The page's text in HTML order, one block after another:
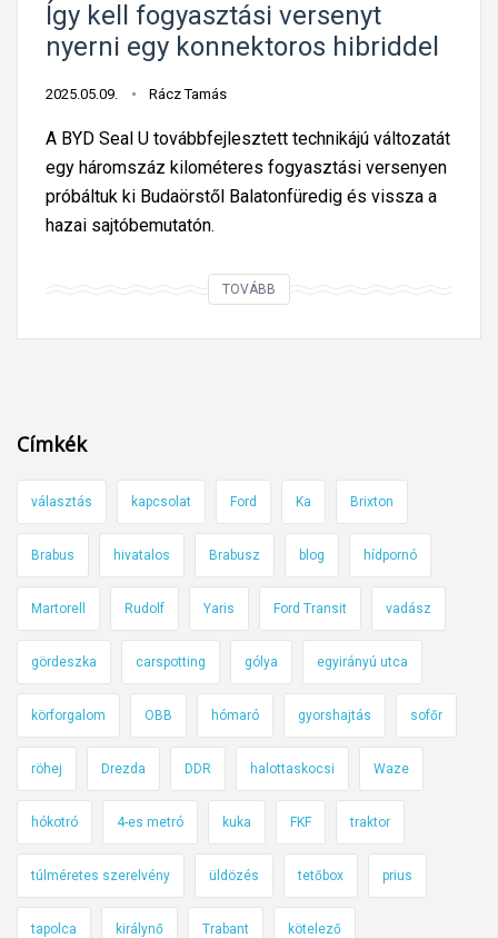
%
-
e
m
v
e
z
k
ö
r
y
e
z
e
t
v
d
e
Így kell fogyasztási versenyt
nyerni egy konnektoros hibriddel
2025.05.09. Rácz Tamás
A BYD Seal U továbbfejlesztett technikájú változatát
egy háromszáz kilométeres fogyasztási versenyen
próbáltuk ki Budaörstől Balatonfüredig és vissza a
hazai sajtóbemutatón.
TOVÁBB
y
o
g
y
a
s
t
s
i
v
s
e
Címkék
választás kapcsolat Ford Ka Brixton
Brabus hivatalos Brabusz blog hídpornó
Martorell Rudolf Yaris Ford Transit vadász
gördeszka carspotting gólya egyirányú utca
körforgalom OBB hómaró gyorshajtás sofőr
röhej Drezda DDR halottaskocsi Waze
hókotró 4-es metró kuka FKF traktor
túlméretes szerelvény üldözés tetőbox prius
tapolca királynő Trabant kötelező